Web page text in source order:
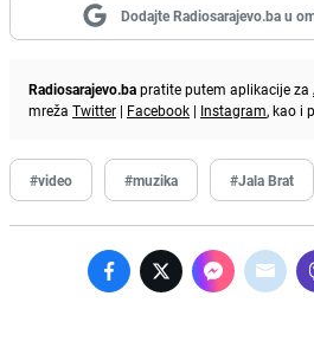
Dodajte Radiosarajevo.ba u
Radiosarajevo.bapratite putem aplikacije za
mreža Twitter | Facebook | Instagram, kao i
#video #muzika #Jala Brat